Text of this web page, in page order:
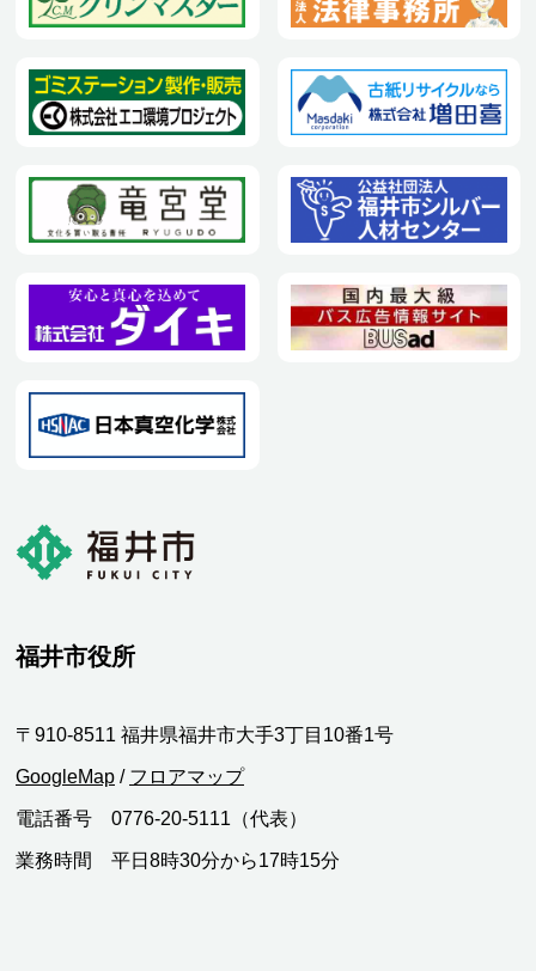
福井市役所
〒910-8511 福井県福井市大手3丁目10番1号
GoogleMap / フロアマップ
電話番号 0776-20-5111（代表）
業務時間 平日8時30分から17時15分